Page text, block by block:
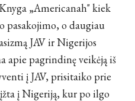
„Americanah" kiek
pasakojimo, o daugiau
JAV ir Nigerijos
apie pagrindinę veikėją iš
į JAV, prisitaiko prie
į Nigeriją, kur po ilgo